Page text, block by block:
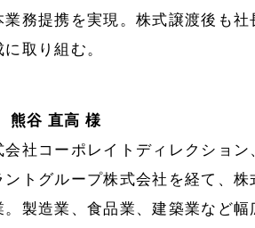
務提携を実現。株式譲渡後も社
取り組む。
熊谷 直高 様
社コーポレイトディレクション
トグループ株式会社を経て、株
製造業、食品業、建築業など幅